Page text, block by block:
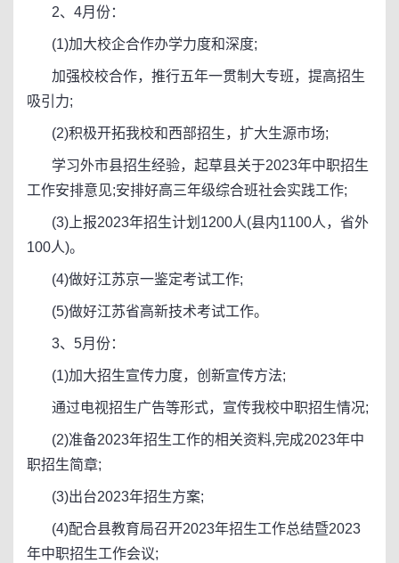
2、4月份：
(1)加大校企合作办学力度和深度;
加强校校合作，推行五年一贯制大专班，提高招生
吸引力;
(2)积极开拓我校和西部招生，扩大生源市场;
学习外市县招生经验，起草县关于2023年中职招生
工作安排意见;安排好高三年级综合班社会实践工作;
(3)上报2023年招生计划1200人(县内1100人，省外
100人)。
(4)做好江苏京一鉴定考试工作;
(5)做好江苏省高新技术考试工作。
3、5月份：
(1)加大招生宣传力度，创新宣传方法;
通过电视招生广告等形式，宣传我校中职招生情况;
(2)准备2023年招生工作的相关资料,完成2023年中
职招生简章;
(3)出台2023年招生方案;
(4)配合县教育局召开2023年招生工作总结暨2023
年中职招生工作会议;